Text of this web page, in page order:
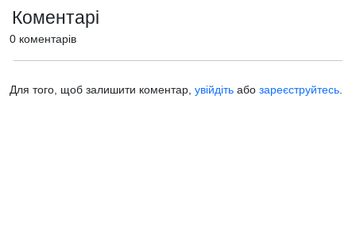
Коментарі
0 коментарів
Для того, щоб залишити коментар, увійдіть або зареєструйтесь